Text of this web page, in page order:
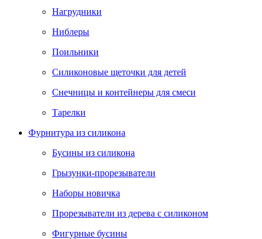
Нагрудники
Ниблеры
Поильники
Силиконовые щеточки для детей
Снечницы и контейнеры для смеси
Тарелки
Фурнитура из силикона
Бусины из силикона
Грызунки-прорезыватели
Наборы новичка
Прорезыватели из дерева с силиконом
Фигурные бусины